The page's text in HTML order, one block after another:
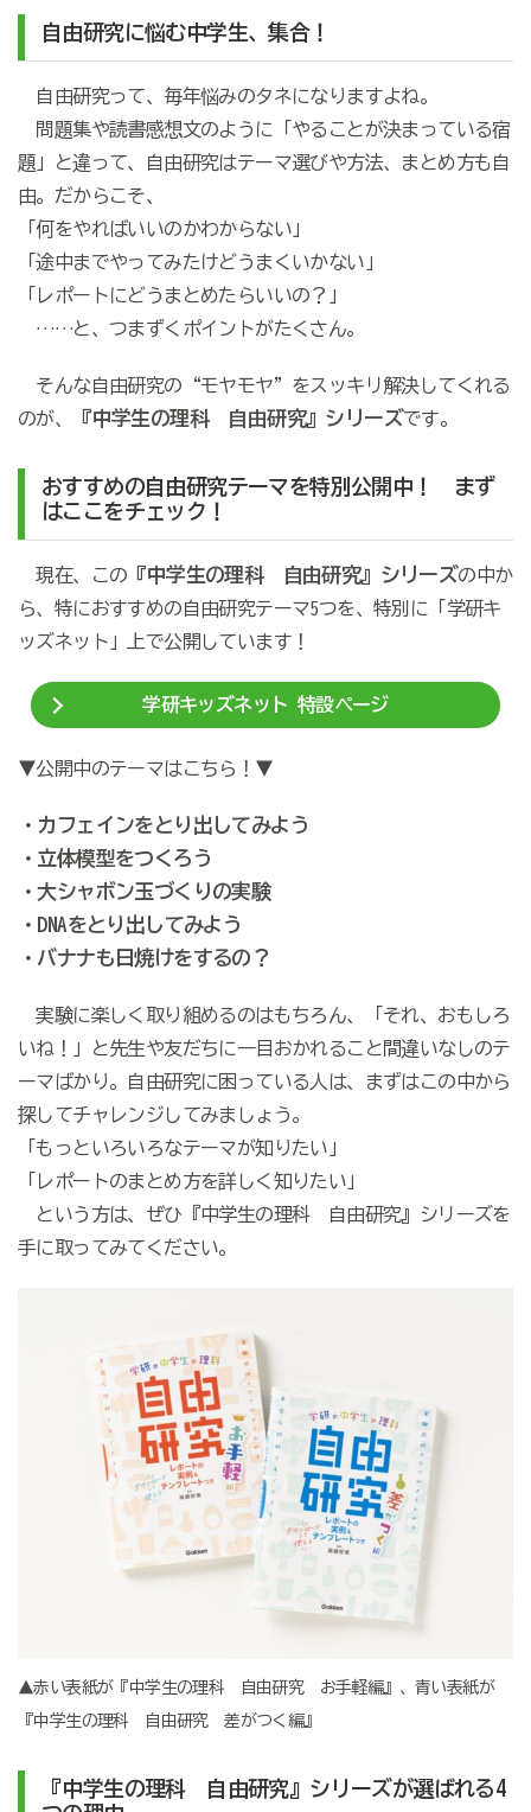
自由研究に悩む中学生、集合！
自由研究って、毎年悩みのタネになりますよね。
問題集や読書感想文のように「やることが決まっている宿
題」と違って、自由研究はテーマ選びや方法、まとめ方も自
由。だからこそ、
「何をやればいいのかわからない」
「途中までやってみたけどうまくいかない」
「レポートにどうまとめたらいいの？」
……と、つまずくポイントがたくさん。
そんな自由研究の“モヤモヤ”をスッキリ解決してくれる
のが、
『中学生の理科 自由研究』シリーズです。
おすすめの自由研究テーマを特別公開中！ まず
はここをチェック！
現在、この 『中学生の理科 自由研究』シリーズの中か
ら、特におすすめの自由研究テーマ5つを、特別に「学研キ
ッズネット」上で公開しています！
学研キッズネット 特設ページ
▼公開中のテーマはこちら！▼
・カフェインをとり出してみよう
・立体模型をつくろう
・大シャボン玉づくりの実験
・DNAをとり出してみよう
・バナナも日焼けをするの？
実験に楽しく取り組めるのはもちろん、「それ、おもしろ
いね！」と先生や友だちに一目おかれること間違いなしのテ
ーマばかり。自由研究に困っている人は、まずはこの中から
探してチャレンジしてみましょう。
「もっといろいろなテーマが知りたい」
「レポートのまとめ方を詳しく知りたい」
という方は、ぜひ『中学生の理科 自由研究』シリーズを
手に取ってみてください。
▲赤い表紙が『中学生の理科 自由研究 お手軽編』、青い表紙が
『中学生の理科 自由研究 差がつく編』
『中学生の理科 自由研究』シリーズが選ばれる4